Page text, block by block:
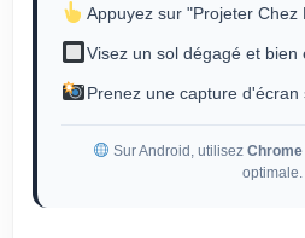
Appuyez sur "Projeter Chez
Visez un sol dégagé et bien
Prenez une capture d'écran
Sur Android, utilisez Chrome
optimale.